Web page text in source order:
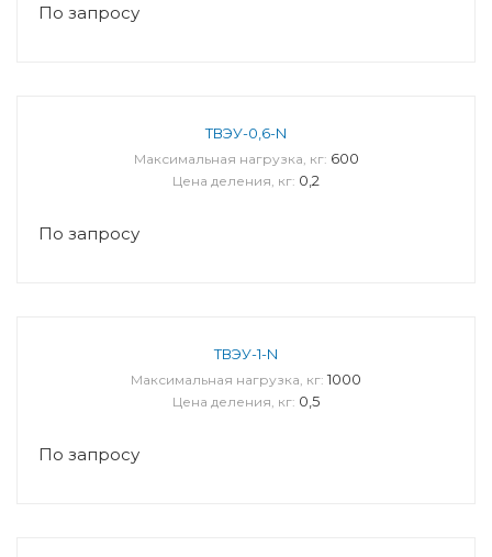
По запросу
ТВЭУ-0,6-N
Максимальная нагрузка, кг: 600
Цена деления, кг: 0,2
По запросу
ТВЭУ-1-N
Максимальная нагрузка, кг: 1000
Цена деления, кг: 0,5
По запросу